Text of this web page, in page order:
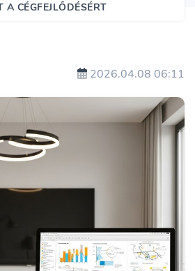
A CÉGFEJLŐDÉSÉRT
2026.04.08 06:11